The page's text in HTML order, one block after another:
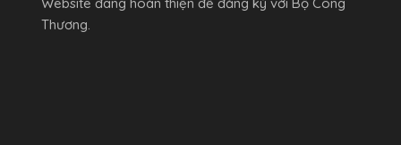
Thương.